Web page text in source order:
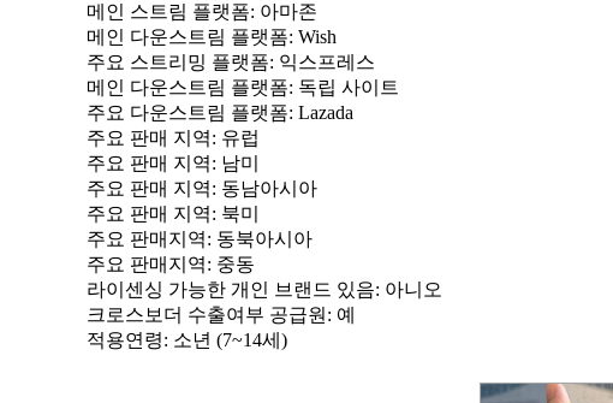
메인 스트림 플랫폼: 아마존
메인 다운스트림 플랫폼: Wish
주요 스트리밍 플랫폼: 익스프레스
메인 다운스트림 플랫폼: 독립 사이트
주요 다운스트림 플랫폼: Lazada
주요 판매 지역: 유럽
주요 판매 지역: 남미
주요 판매 지역: 동남아시아
주요 판매 지역: 북미
주요 판매지역: 동북아시아
주요 판매지역: 중동
라이센싱 가능한 개인 브랜드 있음: 아니오
크로스보더 수출여부 공급원 : 예
적용연령: 소년 (7~14세)